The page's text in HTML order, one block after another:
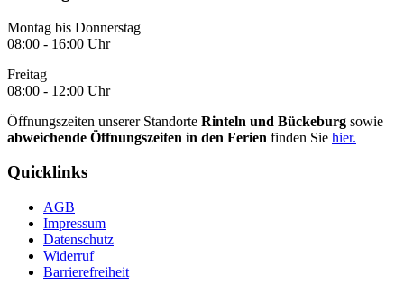
Montag bis Donnerstag
08:00 - 16:00 Uhr
Freitag
08:00 - 12:00 Uhr
Öffnungszeiten unserer Standorte Rinteln und Bückeburg sowie
abweichende Öffnungszeiten in den Ferien finden Sie hier.
Quicklinks
AGB
Impressum
Datenschutz
Widerruf
Barrierefreiheit